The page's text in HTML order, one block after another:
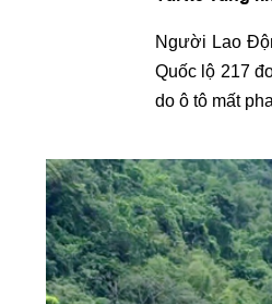
Người Lao
Quốc lộ 217
do ô tô mất